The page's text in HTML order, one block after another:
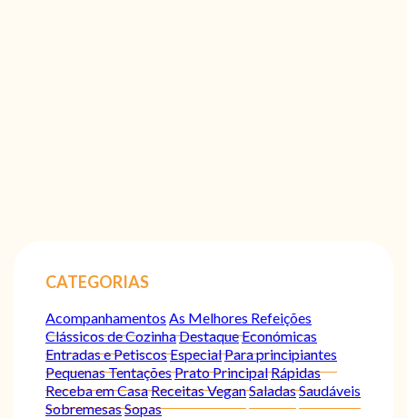
CATEGORIAS
Acompanhamentos As Melhores Refeições
Clássicos de CozinhaDestaqueEconómicas
Entradas e PetiscosEspecialPara principiantes
Pequenas TentaçõesPrato PrincipalRápidas
Receba em CasaReceitas VeganSaladasSaudáveis
SobremesasSopas